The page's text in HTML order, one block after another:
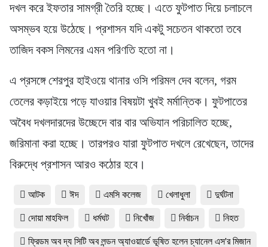
দখল করে ইফতার সামগ্রী তৈরি হচ্ছে। এতে ফুটপাত দিয়ে চলাচলে
অসম্ভব হয়ে উঠেছে। প্রশাসন যদি একটু সচেতন থাকতো তবে
তাজিদ বকস লিমনের এমন পরিণতি হতো না।
এ প্রসঙ্গে শেরপুর হাইওয়ে থানার ওসি পরিমল দেব বলেন, গরম
তেলের কড়াইয়ে পড়ে যাওয়ার বিষয়টা খুবই মর্মান্তিক। ফুটপাতের
অবৈধ দখলদারদের উচ্ছেদে বার বার অভিযান পরিচালিত হচ্ছে,
জরিমানা করা হচ্ছে। তারপরও যারা ফুটপাত দখলে রেখেছেন, তাদের
বিরুদ্ধে প্রশাসন আরও কঠোর হবে।
আটক ঈদ এমসি কলেজ খেলাধুলা দুর্ঘটনা
দোয়া মাহফিল ধর্মঘট নিখোঁজ নির্বাচন নিহত
ফ্রিডম অব দ্য সিটি অব লন্ডন অ্যাওয়ার্ডে ভূষিত হলেন চ্যানেল এস'র মিজান